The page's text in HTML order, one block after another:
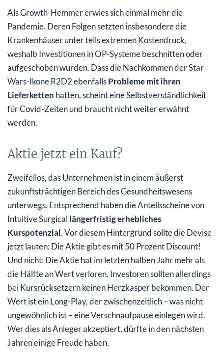
Als Growth-Hemmer erwies sich einmal mehr die
Pandemie. Deren Folgen setzten insbesondere die
Krankenhäuser unter teils extremen Kostendruck,
weshalb Investitionen in OP-Systeme beschnitten oder
aufgeschoben wurden. Dass die Nachkommen der Star
Wars-Ikone R2D2 ebenfallsProbleme mit ihren
Lieferketten hatten, scheint eine Selbstverständlichkeit
für Covid-Zeiten und braucht nicht weiter erwähnt
werden.
Aktie jetzt ein Kauf?
Zweifellos, das Unternehmen ist in einem äußerst
zukunftsträchtigen Bereich des Gesundheitswesens
unterwegs. Entsprechend haben die Anteilsscheine von
Intuitive Surgical längerfristig erhebliches
Kurspotenzial. Vor diesem Hintergrund sollte die Devise
jetzt lauten: Die Aktie gibt es mit 50 Prozent Discount!
Und nicht: Die Aktie hat im letzten halben Jahr mehr als
die Hälfte an Wert verloren. Investoren sollten allerdings
bei Kursrücksetzern keinen Herzkasper bekommen. Der
Wert ist ein Long-Play, der zwischenzeitlich – was nicht
ungewöhnlich ist – eine Verschnaufpause einlegen wird.
Wer dies als Anleger akzeptiert, dürfte in den nächsten
Jahren einige Freude haben.